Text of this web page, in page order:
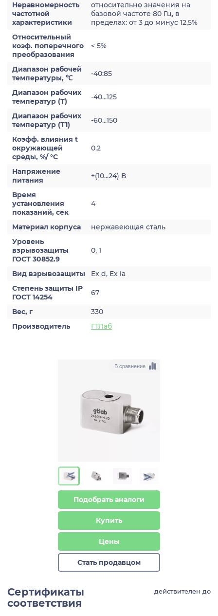
Неравномерность
частотной
характеристики
относительно значения на
базовой частоте 80 Гц, в
пределах: от 3 до минус 12,5%
Относительный
коэф. поперечного
преобразования
< 5%
Диапазон рабочей
температуры, ℃
-40:85
Диапазон рабочих
температур (Т)
-40...125
Диапазон рабочих
температур (Т1)
-60...150
Коэфф. влияния t
окружающей
среды, %/ °С
0.2
Напряжение
питания
+(10...24) В
Время
установления
показаний, сек
4
Материал корпуса
нержавеющая сталь
Уровень
взрывозащиты
ГОСТ 30852.9
0, 1
Вид взрывозащиты
Ex d, Ex ia
Степень защиты IP
ГОСТ 14254
67
Вес, г
330
Производитель
ГТЛаб
В сравнение
> >
Подобрать аналоги
Купить
Цены
Стать продавцом
Сертификаты
соответствия
действителен до